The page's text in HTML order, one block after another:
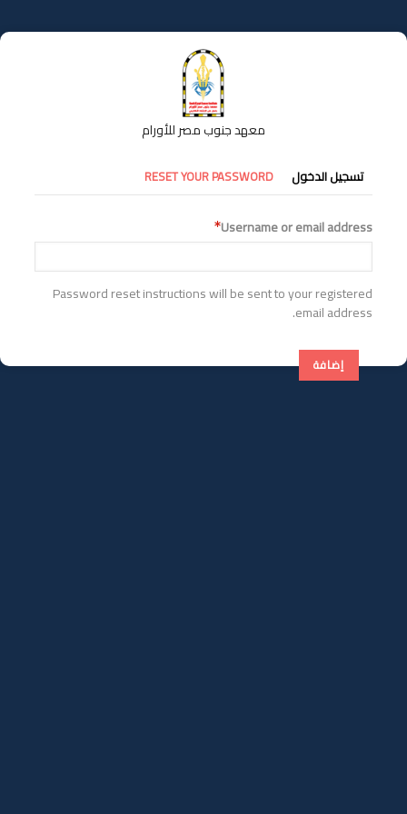
إلى
المحتوى
معهد جنوب مصر للأورام
التبويبات
الأساسية
تسجيل الدخول RESET YOUR PASSWORD
Username or email address
Password reset instructions will be sent to your registered
email address.